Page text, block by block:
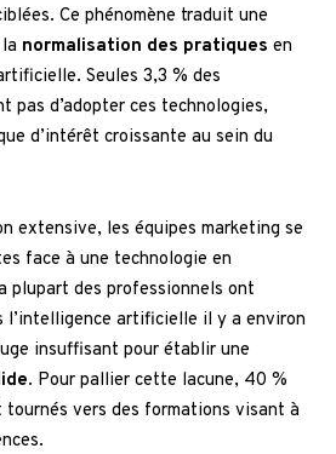
Ce phénomène traduit une
normalisation des pratiques en
Seules 3,3 % des
pas d’adopter ces technologies,
d’intérêt croissante au sein du
extensive, les équipes marketing se
face à une technologie en
plupart des professionnels ont
l’intelligence artificielle il y a environ
insuffisant pour établir une
. Pour pallier cette lacune, 40 %
tournés vers des formations visant à